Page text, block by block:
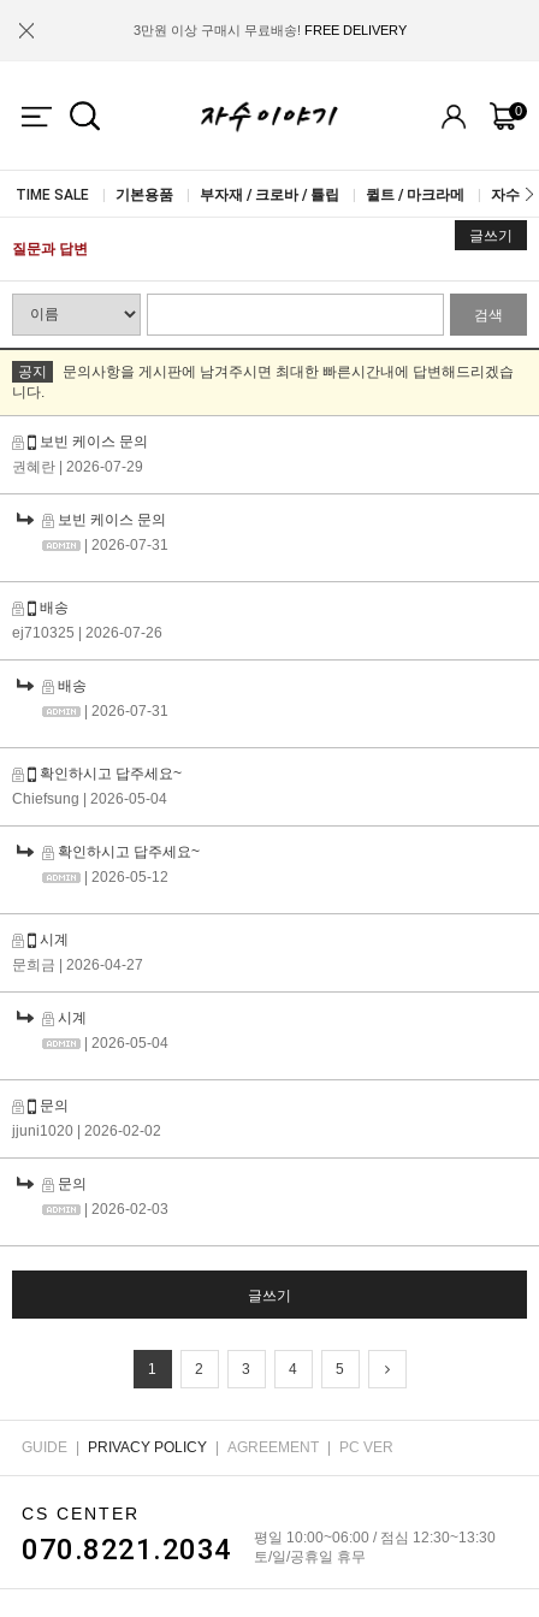
3만원 이상 구매시 무료배송! FREE DELIVERY
0
TIME SALE 기본용품 부자재 / 크로바 / 튤립 퀼트 / 마크라메 자수실
질문과 답변
글쓰기
검색
공지
문의사항을 게시판에 남겨주시면 최대한 빠른시간내에 답변해드리겠습
니다.
보빈 케이스 문의
권혜란
| 2026-07-29
보빈 케이스 문의
| 2026-07-31
배송
ej710325
| 2026-07-26
배송
| 2026-07-31
확인하시고 답주세요~
Chiefsung
| 2026-05-04
확인하시고 답주세요~
| 2026-05-12
시계
문희금
| 2026-04-27
시계
| 2026-05-04
문의
jjuni1020
| 2026-02-02
문의
| 2026-02-03
글쓰기
1 2 3 4 5
GUIDE PRIVACY POLICY AGREEMENT PC VER
CS CENTER
070.8221.2034
평일 10:00~06:00 / 점심 12:30~13:30
토/일/공휴일 휴무